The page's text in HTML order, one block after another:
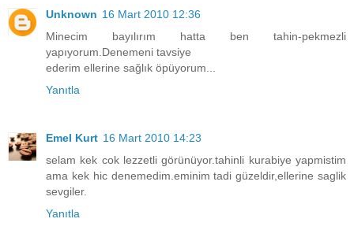
Unknown 16 Mart 2010 12:36
Minecim bayılırım hatta ben tahin-pekmezli
yapıyorum.Denemeni tavsiye
ederim ellerine sağlık öpüyorum...
Yanıtla
Emel Kurt 16 Mart 2010 14:23
selam kek cok lezzetli görünüyor.tahinli kurabiye yapmistim
ama kek hic denemedim.eminim tadi güzeldir,ellerine saglik
sevgiler.
Yanıtla